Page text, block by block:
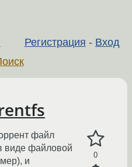
Регистрация - Вход
0
файл
виде файловой
и